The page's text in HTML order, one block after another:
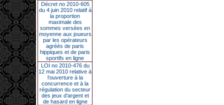
Décret no 2010-605
du 4 juin 2010 relatif à
la proportion
maximale des
sommes versées en
moyenne aux joueurs
par les opérateurs
agréés de paris
hippiques et de paris
sportifs en ligne
LOI no 2010-476 du
12 mai 2010 relative à
l’ouverture à la
concurrence et à la
régulation du secteur
des jeux d’argent et
de hasard en ligne